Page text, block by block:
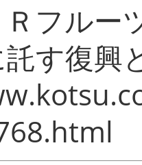
フルー
す復興